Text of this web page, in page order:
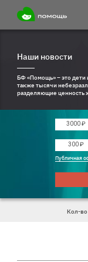
Наши новости
БФ «Помощь» – это
также тысячи
разделяющие ценность
3000 ₽
300 ₽
Публичная
Кол-во